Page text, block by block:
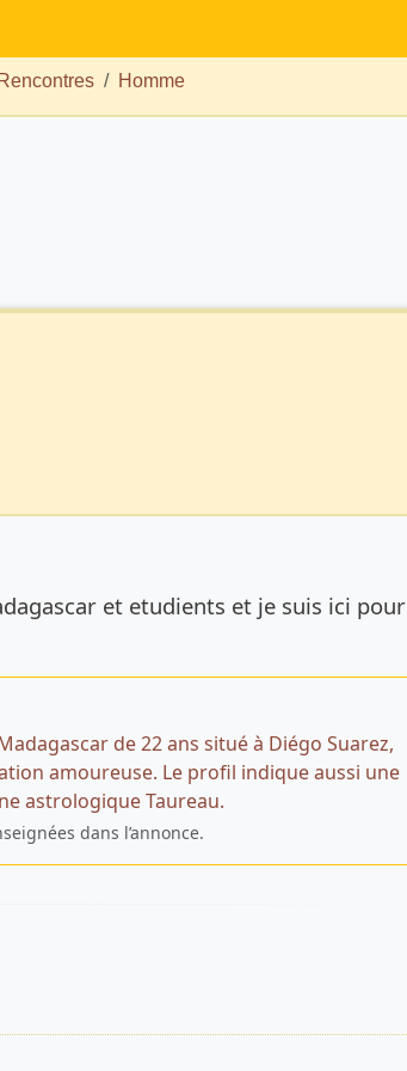
Homme
et etudients et je suis ici pour
de 22 ans situé à Diégo Suarez,
amoureuse. Le profil indique aussi une
astrologique Taureau.
dans l’annonce.